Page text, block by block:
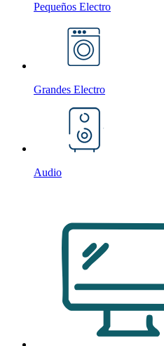
Pequeños Electro
Grandes Electro
Audio